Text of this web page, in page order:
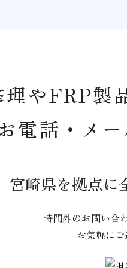
やFRP製
電話・メ
宮崎県を拠点に
時間外のお問い合
お気軽にご